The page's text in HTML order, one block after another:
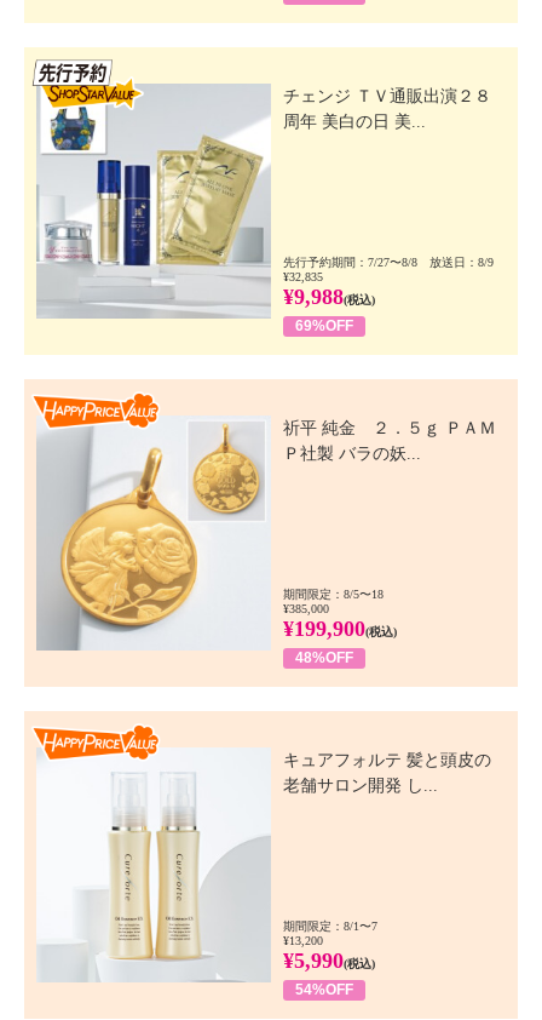
チェンジ ＴＶ通販出演２８
周年 美白の日 美...
先行予約期間：7/27〜8/8 放送日：8/9
¥32,835
¥9,988(税込)
69%OFF
祈平 純金 ２．５ｇ ＰＡＭ
Ｐ社製 バラの妖...
期間限定：8/5〜18
¥385,000
¥199,900(税込)
48%OFF
キュアフォルテ 髪と頭皮の
老舗サロン開発 し...
期間限定：8/1〜7
¥13,200
¥5,990(税込)
54%OFF